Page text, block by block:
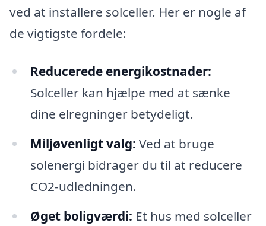
ved at installere solceller. Her er nogle af
de vigtigste fordele:
Reducerede energikostnader:
Solceller kan hjælpe med at sænke
dine elregninger betydeligt.
Miljøvenligt valg: Ved at bruge
solenergi bidrager du til at reducere
CO2-udledningen.
Øget boligværdi: Et hus med solceller